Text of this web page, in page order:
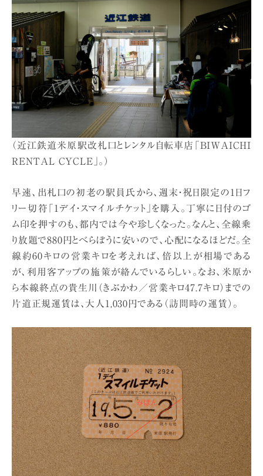
（近江鉄道米原駅改札口とレンタル自転車店「BIWAICHI
RENTAL CYCLE」。）
早速、出札口の初老の駅員氏から、週末・祝日限定の1日フ
リー切符「1デイ・スマイルチケット」を購入。丁寧に日付のゴ
ム印を押すのも、都内では今や珍しくなった。なんと、全線乗
り放題で880円とべらぼうに安いので、心配になるほどだ。全
線約60キロの営業キロを考えれば、倍以上が相場である
が、利用客アップの施策が絡んでいるらしい。なお、米原か
ら本線終点の貴生川（きぶかわ／営業キロ47.7キロ）までの
片道正規運賃は、大人1,030円である（訪問時の運賃）。